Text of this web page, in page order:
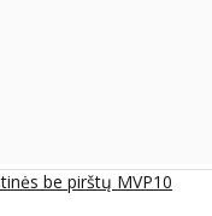
be pirštų MVP10